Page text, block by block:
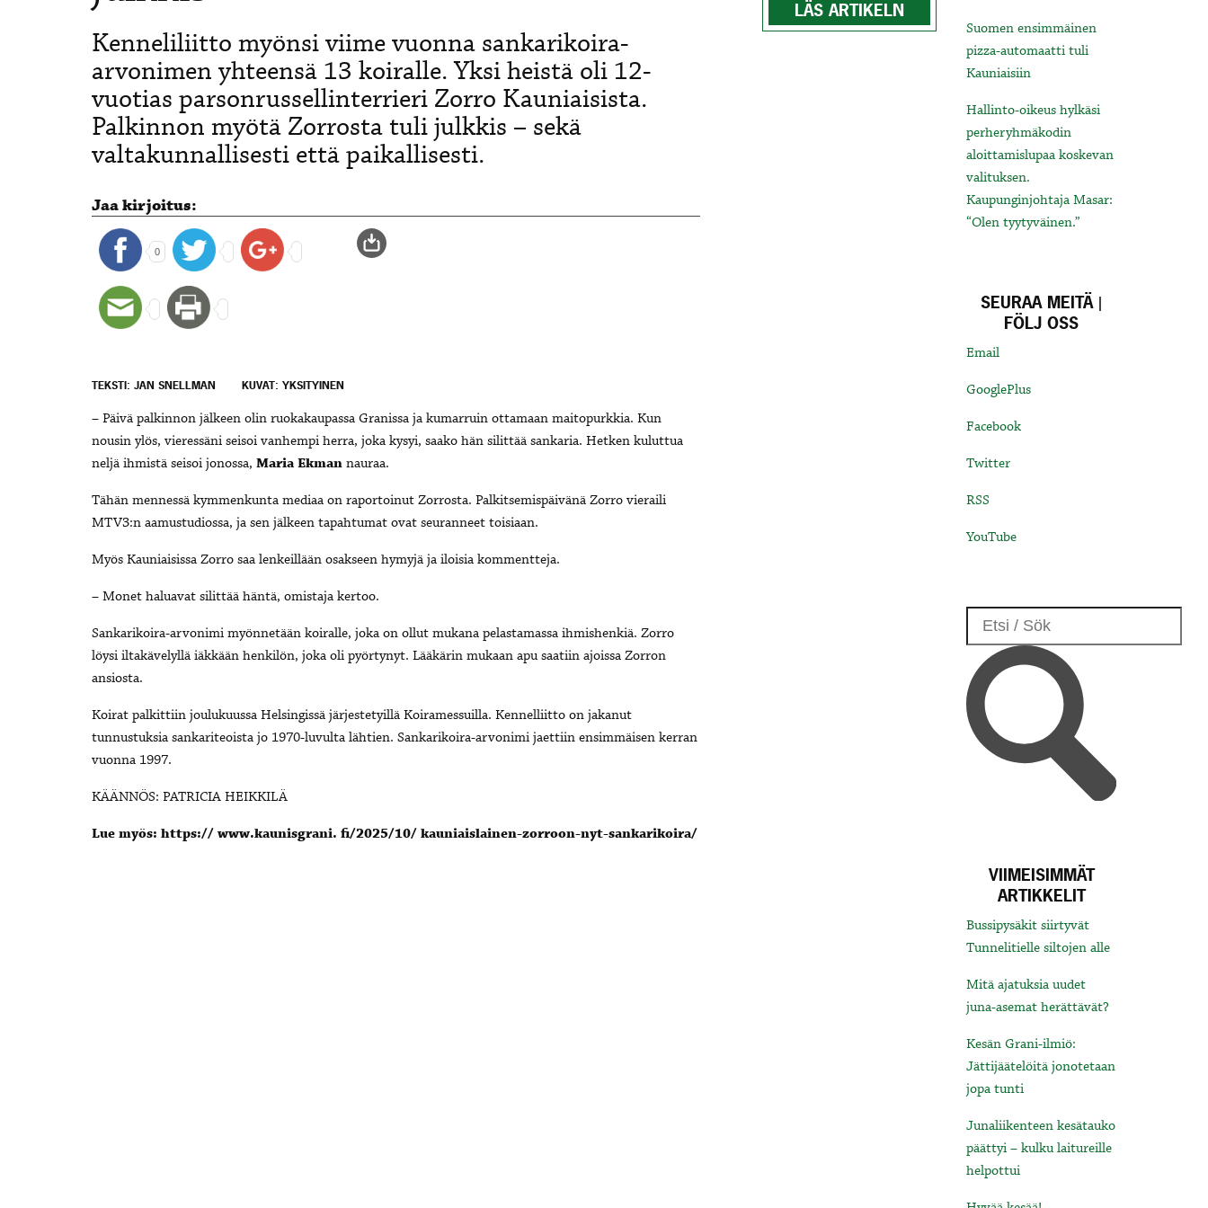
LÄS ARTIKELN
Kenneliliitto myönsi viime vuonna sankarikoira-
arvonimen yhteensä 13 koiralle. Yksi heistä oli 12-
vuotias parsonrussellinterrieri Zorro Kauniaisista.
Palkinnon myötä Zorrosta tuli julkkis – sekä
valtakunnallisesti että paikallisesti.
Jaa kirjoitus:
0
TEKSTI: JAN SNELLMAN KUVAT: YKSITYINEN
– Päivä palkinnon jälkeen olin ruokakaupassa Granissa ja kumarruin ottamaan maitopurkkia. Kun
nousin ylös, vieressäni seisoi vanhempi herra, joka kysyi, saako hän silittää sankaria. Hetken kuluttua
neljä ihmistä seisoi jonossa, Maria Ekman nauraa.
Tähän mennessä kymmenkunta mediaa on raportoinut Zorrosta. Palkitsemispäivänä Zorro vieraili
MTV3:n aamustudiossa, ja sen jälkeen tapahtumat ovat seuranneet toisiaan.
Myös Kauniaisissa Zorro saa lenkeillään osakseen hymyjä ja iloisia kommentteja.
– Monet haluavat silittää häntä, omistaja kertoo.
Sankarikoira-arvonimi myönnetään koiralle, joka on ollut mukana pelastamassa ihmishenkiä. Zorro
löysi iltakävelyllä iäkkään henkilön, joka oli pyörtynyt. Lääkärin mukaan apu saatiin ajoissa Zorron
ansiosta.
Koirat palkittiin joulukuussa Helsingissä järjestetyillä Koiramessuilla. Kennelliitto on jakanut
tunnustuksia sankariteoista jo 1970-luvulta lähtien. Sankarikoira-arvonimi jaettiin ensimmäisen kerran
vuonna 1997.
KÄÄNNÖS: PATRICIA HEIKKILÄ
Lue myös: https:// www.kaunisgrani. fi/2025/10/ kauniaislainen-zorroon-nyt-sankarikoira/
Suomen ensimmäinen
pizza-automaatti tuli
Kauniaisiin
Hallinto-oikeus hylkäsi
perheryhmäkodin
aloittamislupaa koskevan
valituksen.
Kaupunginjohtaja Masar:
“Olen tyytyväinen.”
SEURAA MEITÄ |
FÖLJ OSS
Email
GooglePlus
Facebook
Twitter
RSS
YouTube
VIIMEISIMMÄT
ARTIKKELIT
Bussipysäkit siirtyvät
Tunnelitielle siltojen alle
Mitä ajatuksia uudet
juna-asemat herättävät?
Kesän Grani-ilmiö:
Jättijäätelöitä jonotetaan
jopa tunti
Junaliikenteen kesätauko
päättyi – kulku laitureille
helpottui